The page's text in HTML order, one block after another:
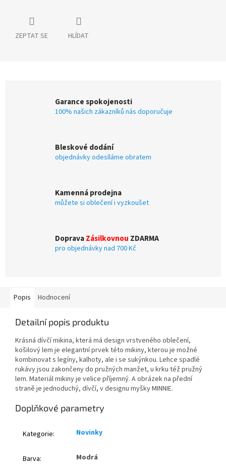
ZEPTAT SE HLÍDAT
Garance spokojenosti
100% našich zákazníků nás doporučuje
Bleskové dodání
objednávky odesíláme obratem
Kamenná prodejna
můžete si oblečení i vyzkoušet
DopravaZásilkovnou ZDARMA
pro objednávky nad 700 Kč
Popis Hodnocení
Detailní popis produktu
Krásná dívčí mikina, která má design vrstveného oblečení,
košilový lem je elegantní prvek této mikiny, kterou je možné
kombinovat s legíny, kalhoty, ale i se sukýnkou. Lehce spadlé
rukávy jsou zakončeny do pružných manžet, u krku též pružný
lem. Materiál mikiny je velice příjemný. A obrázek na přední
straně je jednoduchý, dívčí, v designu myšky MINNIE.
Doplňkové parametry
Kategorie: Novinky
Barva: Modrá